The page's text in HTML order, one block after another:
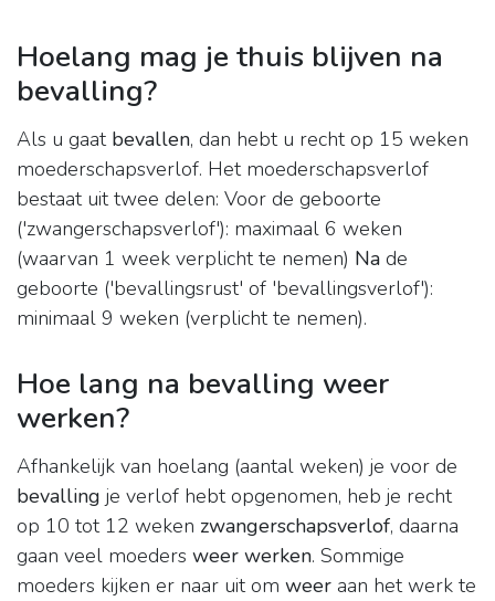
Hoelang mag je thuis blijven na
bevalling?
Als u gaat bevallen, dan hebt u recht op 15 weken
moederschapsverlof. Het moederschapsverlof
bestaat uit twee delen: Voor de geboorte
('zwangerschapsverlof'): maximaal 6 weken
(waarvan 1 week verplicht te nemen) Na de
geboorte ('bevallingsrust' of 'bevallingsverlof'):
minimaal 9 weken (verplicht te nemen).
Hoe lang na bevalling weer
werken?
Afhankelijk van hoelang (aantal weken) je voor de
bevalling je verlof hebt opgenomen, heb je recht
op 10 tot 12 weken zwangerschapsverlof, daarna
gaan veel moeders weer werken. Sommige
moeders kijken er naar uit om weer aan het werk te